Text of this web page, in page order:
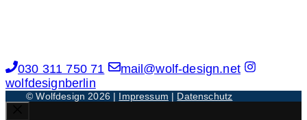
030 311 750 71
mail@wolf-design.net
wolfdesignberlin
© Wolfdesign 2026 | Impressum | Datenschutz